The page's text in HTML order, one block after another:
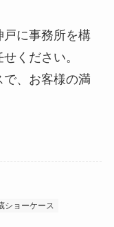
戸に事務所を構
ください。
、お客様の満
ショーケース